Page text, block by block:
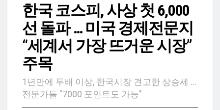
한국 코스피, 사상 첫 6,000
선 돌파 … 미국 경제전문지
“세계서 가장 뜨거운 시장”
주목
1년만에 두배 이상, 한국시장 견고한 상승세 ...
전문가들 "7000 포인트도 가능"